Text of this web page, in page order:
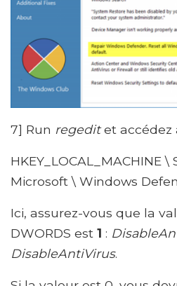
7] Run regeditet accédez
HKEY_LOCAL_MACHINE \
Microsoft \ Windows
Ici, assurez-vous que la
DWORDS est 1 :
DisableAntiVirus.